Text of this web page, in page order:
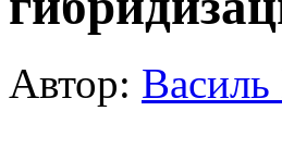
Автор: